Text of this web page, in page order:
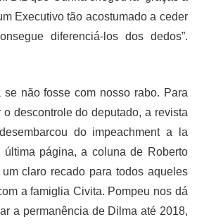
Executivo tão acostumado a ceder
diferenciá-los dos dedos”.
se não fosse com nosso rabo. Para
descontrole do deputado, a revista
do impeachment a la
página, a coluna de Roberto
claro recado para todos aqueles
a famiglia Civita. Pompeu nos dá
a permanência de Dilma até 2018,